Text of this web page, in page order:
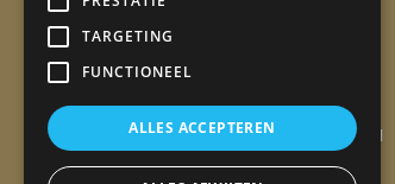
Maître-Fromager de la Guilde
Internationale des Fromagers
Juré du World Cheese Awards – Mondial
TARGETING
FUNCTIONEEL
ALLES ACCEPTEREN